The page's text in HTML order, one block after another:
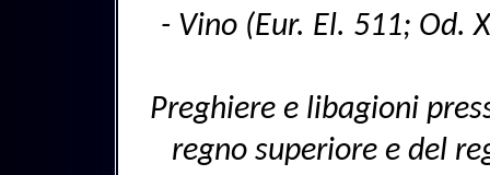
- Vino (Eur. El. 511; Od.
Preghiere e libagioni
regno superiore e del